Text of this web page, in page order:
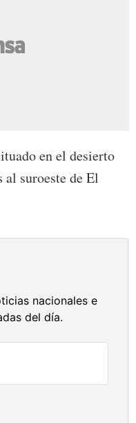
en el desierto
suroeste de El
nacionales e
del día.